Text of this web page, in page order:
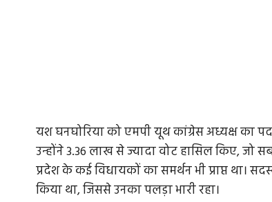
यश घनघोरिया को एमपी यूथ कांग्रेस अध्यक्ष का
उन्होंने 3.36 लाख से ज्यादा वोट हासिल किए,
प्रदेश के कई विधायकों का समर्थन भी प्राप्त था।
किया था, जिससे उनका पलड़ा भारी रहा।